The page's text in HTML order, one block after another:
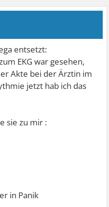
entsetzt:
EKG war gesehen,
Akte bei der Ärztin im
jetzt hab ich das
sie zu mir :
in Panik